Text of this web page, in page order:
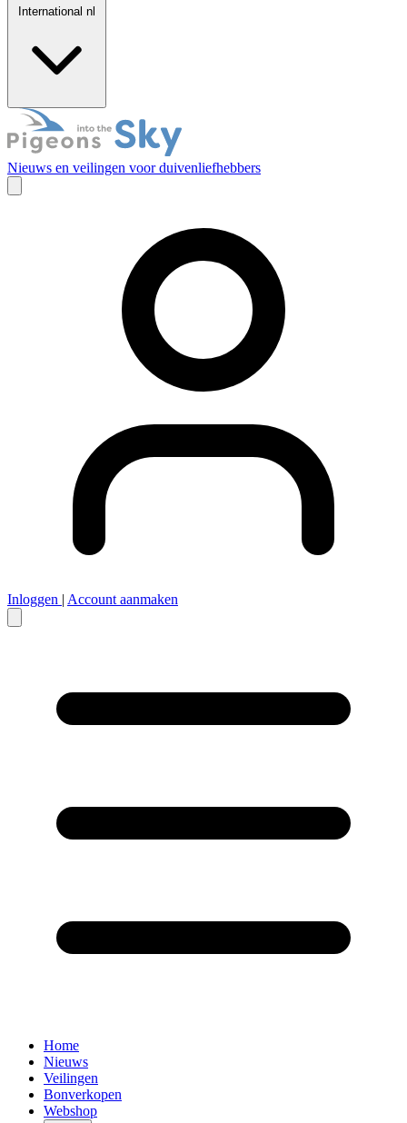
International nl
Nieuws en veilingen voor duivenliefhebbers
Inloggen | Account aanmaken
Home
Nieuws
Veilingen
Bonverkopen
Webshop